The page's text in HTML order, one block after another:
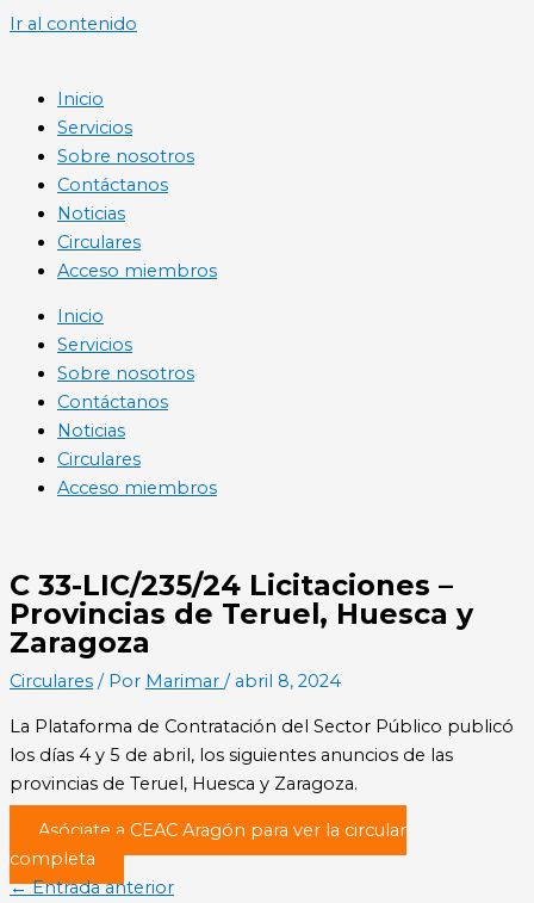
Ir al contenido
Inicio
Servicios
Sobre nosotros
Contáctanos
Noticias
Circulares
Acceso miembros
Inicio
Servicios
Sobre nosotros
Contáctanos
Noticias
Circulares
Acceso miembros
C 33-LIC/235/24 Licitaciones –
Provincias de Teruel, Huesca y
Zaragoza
Circulares / Por Marimar / abril 8, 2024
La Plataforma de Contratación del Sector Público publicó
los días 4 y 5 de abril, los siguientes anuncios de las
provincias de Teruel, Huesca y Zaragoza.
Asóciate a CEAC Aragón para ver la circular
completa
←Entrada anterior